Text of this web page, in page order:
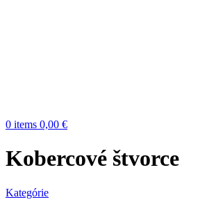
0 items 0,00 €
Kobercové štvorce
Kategórie